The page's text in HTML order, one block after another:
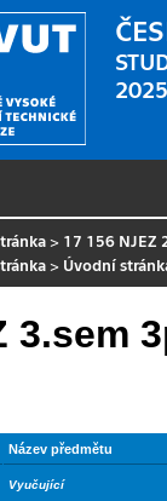
> 17 156 NJEZ
> Úvodní
3.sem
Název předmětu
Vyučující